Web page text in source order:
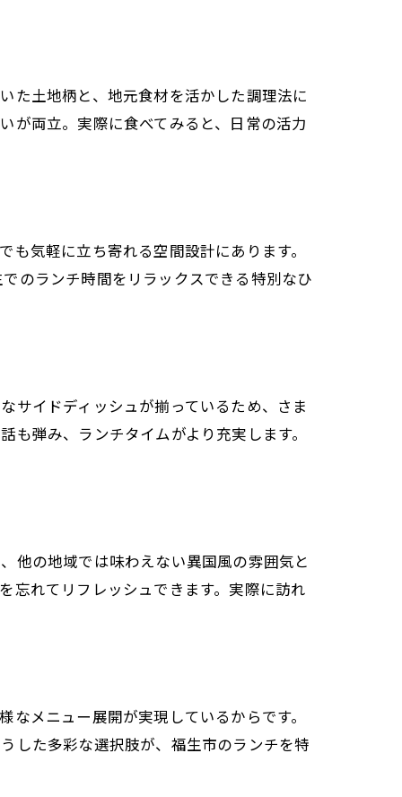
た土地柄と、地元食材を活かした調理法に
が両立。実際に食べてみると、日常の活力
気軽に立ち寄れる空間設計にあります。
のランチ時間をリラックスできる特別なひ
サイドディッシュが揃っているため、さま
弾み、ランチタイムがより充実します。
他の地域では味わえない異国風の雰囲気と
忘れてリフレッシュできます。実際に訪れ
メニュー展開が実現しているからです。
した多彩な選択肢が、福生市のランチを特